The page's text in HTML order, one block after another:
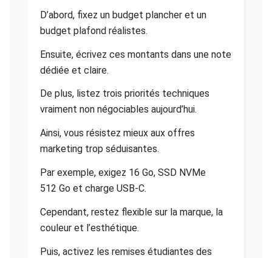
D’abord, fixez un budget plancher et un
budget plafond réalistes.
Ensuite, écrivez ces montants dans une note
dédiée et claire.
De plus, listez trois priorités techniques
vraiment non négociables aujourd’hui.
Ainsi, vous résistez mieux aux offres
marketing trop séduisantes.
Par exemple, exigez 16 Go, SSD NVMe
512 Go et charge USB-C.
Cependant, restez flexible sur la marque, la
couleur et l’esthétique.
Puis, activez les remises étudiantes des